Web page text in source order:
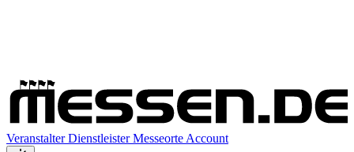
VeranstalterDienstleisterMesseorte Account